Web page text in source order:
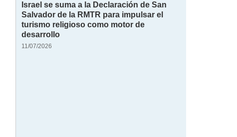
Israel se suma a la Declaración de San
Salvador de la RMTR para impulsar el
turismo religioso como motor de
desarrollo
11/07/2026